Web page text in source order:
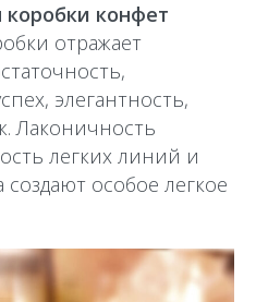
конфет
отражает
элегантность,
Лаконичность
легких линий и
особое легкое